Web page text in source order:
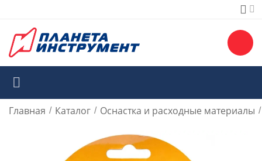
Главная / Каталог / Оснастка и расходные материалы /